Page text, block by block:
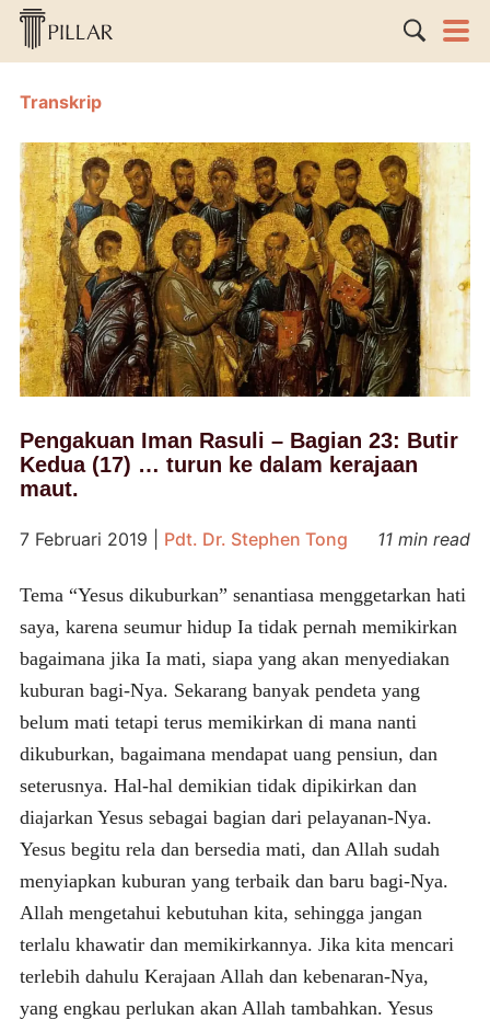
Transkrip
Pengakuan Iman Rasuli – Bagian 23: Butir
Kedua (17) … turun ke dalam kerajaan
maut.
7 Februari 2019 Pdt. Dr. Stephen Tong 11 min read
Tema “Yesus dikuburkan” senantiasa menggetarkan hati
saya, karena seumur hidup Ia tidak pernah memikirkan
bagaimana jika Ia mati, siapa yang akan menyediakan
kuburan bagi-Nya. Sekarang banyak pendeta yang
belum mati tetapi terus memikirkan di mana nanti
dikuburkan, bagaimana mendapat uang pensiun, dan
seterusnya. Hal-hal demikian tidak dipikirkan dan
diajarkan Yesus sebagai bagian dari pelayanan-Nya.
Yesus begitu rela dan bersedia mati, dan Allah sudah
menyiapkan kuburan yang terbaik dan baru bagi-Nya.
Allah mengetahui kebutuhan kita, sehingga jangan
terlalu khawatir dan memikirkannya. Jika kita mencari
terlebih dahulu Kerajaan Allah dan kebenaran-Nya,
yang engkau perlukan akan Allah tambahkan. Yesus